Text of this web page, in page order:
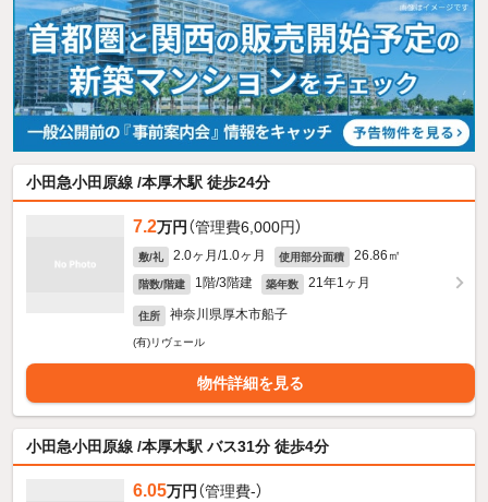
小田急小田原線 /本厚木駅 徒歩24分
7.2万円 （管理費6,000円）
敷/礼 2.0ヶ月/1.0ヶ月 使用部分面積 26.86㎡
階数/階建 1階/3階建 築年数 21年1ヶ月
住所 神奈川県厚木市船子
(有)リヴェール
物件詳細を見る
小田急小田原線 /本厚木駅 バス31分 徒歩4分
6.05万円 （管理費-）